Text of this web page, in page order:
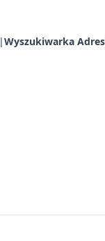
|Wyszukiwarka